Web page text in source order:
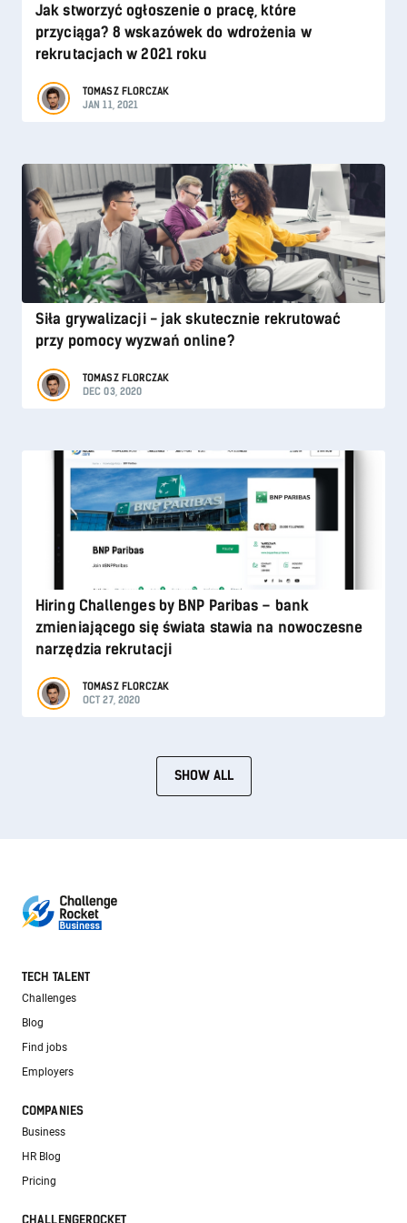
Jak stworzyć ogłoszenie o pracę, które
przyciąga? 8 wskazówek do wdrożenia w
rekrutacjach w 2021 roku
TOMASZ FLORCZAK
JAN 11, 2021
Siła grywalizacji - jak skutecznie rekrutować
przy pomocy wyzwań online?
TOMASZ FLORCZAK
DEC 03, 2020
Hiring Challenges by BNP Paribas – bank
zmieniającego się świata stawia na nowoczesne
narzędzia rekrutacji
TOMASZ FLORCZAK
OCT 27, 2020
SHOW ALL
TECH TALENT
Challenges
Blog
Find jobs
Employers
COMPANIES
Business
HR Blog
Pricing
CHALLENGEROCKET